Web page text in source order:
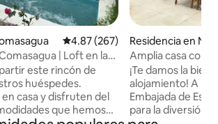
Calificación promedio: 4.87 de
4.87 (267)
| Loft en las
este rincón de
huéspedes.
casa y disfruten del
que hemos
Residencia en
lán
Amplia casa con
¡Te damos la
alojamiento! A
Embajada de
para la diversión